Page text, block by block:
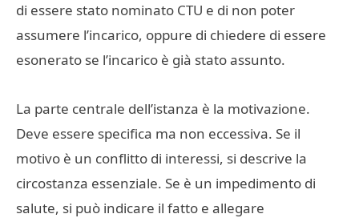
di essere stato nominato CTU e di non poter
assumere l’incarico, oppure di chiedere di essere
esonerato se l’incarico è già stato assunto.
La parte centrale dell’istanza è la motivazione.
Deve essere specifica ma non eccessiva. Se il
motivo è un conflitto di interessi, si descrive la
circostanza essenziale. Se è un impedimento di
salute, si può indicare il fatto e allegare